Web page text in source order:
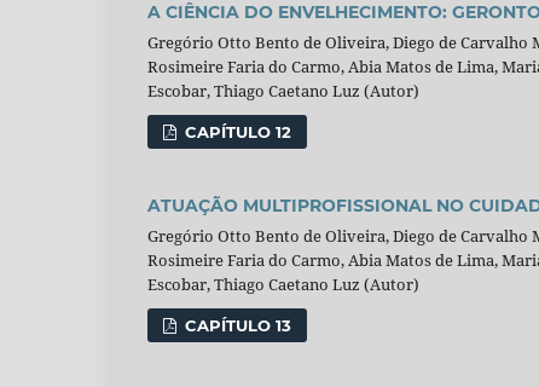
A CIÊNCIA DO ENVELHECIMENTO:
Gregório Otto Bento de Oliveira, Diego de Carvalho
Rosimeire Faria do Carmo, Abia Matos de Lima,
Escobar, Thiago Caetano Luz (Autor)
CAPÍTULO 12
ATUAÇÃO MULTIPROFISSIONAL NO
Gregório Otto Bento de Oliveira, Diego de Carvalho
Rosimeire Faria do Carmo, Abia Matos de Lima,
Escobar, Thiago Caetano Luz (Autor)
CAPÍTULO 13